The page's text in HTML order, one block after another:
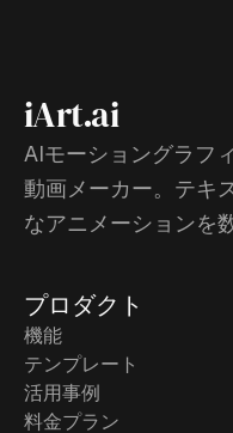
iArt.ai
AIモーショングラフ
動画メーカー。テキ
なアニメーションを
プロダクト
機能
テンプレート
活用事例
料金プラン